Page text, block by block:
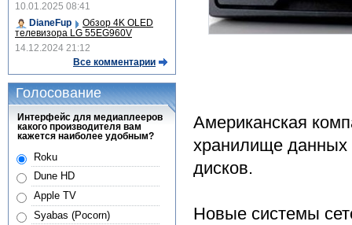
Американская
хранилище данных
дисков.
Новые системы
10.01.2025 08:41
DianeFup
Обзор 4K OLED
телевизора LG 55EG960V
14.12.2024 21:12
Все комментарии
Голосование
Интерфейс для медиаплееров
какого производителя вам
кажется наиболее удобным?
Roku
Dune HD
Apple TV
Syabas (Pocorn)